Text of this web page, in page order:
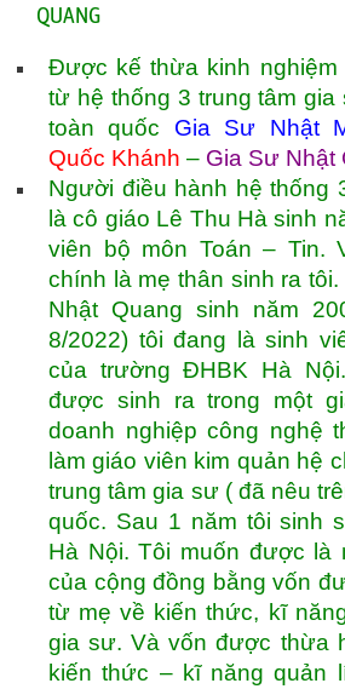
QUANG
Được kế thừa kinh
từ hệ thống 3 trung tâm
toàn quốc Gia Sư Nhật
Quốc Khánh – Gia Sư Nhật
Người điều hành hệ thống
là cô giáo Lê Thu Hà sinh
viên bộ môn Toán – Tin.
chính là mẹ thân sinh ra
Nhật Quang sinh năm
8/2022) tôi đang là sinh
của trường ĐHBK Hà
được sinh ra trong một
doanh nghiệp công nghệ
làm giáo viên kim quản hệ
trung tâm gia sư ( đã nêu
quốc. Sau 1 năm tôi sinh
Hà Nội. Tôi muốn được là
của cộng đồng bằng vốn
từ mẹ về kiến thức, kĩ
gia sư. Và vốn được thừa
kiến thức – kĩ năng quản